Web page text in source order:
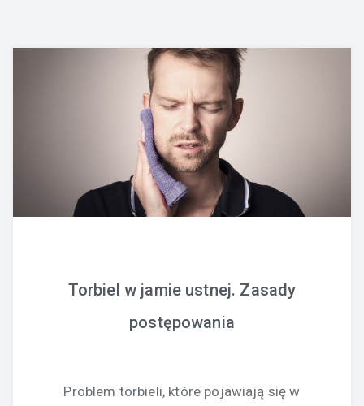
Torbiel w jamie ustnej. Zasady
postępowania
Problem torbieli, które pojawiają się w